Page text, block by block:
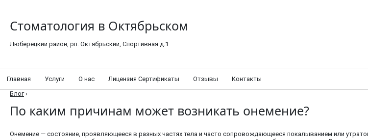
Стоматология в Октябрьском
Люберецкий район, рп. Октябрьский, Спортивная д.1
Главная Услуги О нас Лицензия Сертификаты Отзывы
Контакты
Блог ›
По каким причинам может возникать онемение?
Онемение — состояние, проявляющееся в разных частях тела и часто сопровождающееся покалыванием или